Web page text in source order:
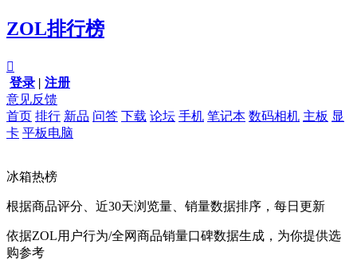
ZOL排行榜

登录 | 注册
意见反馈
首页 排行 新品 问答 下载 论坛 手机 笔记本 数码相机 主板 显
卡 平板电脑
冰箱热榜
根据商品评分、近30天浏览量、销量数据排序，每日更新
依据ZOL用户行为/全网商品销量口碑数据生成，为你提供选
购参考